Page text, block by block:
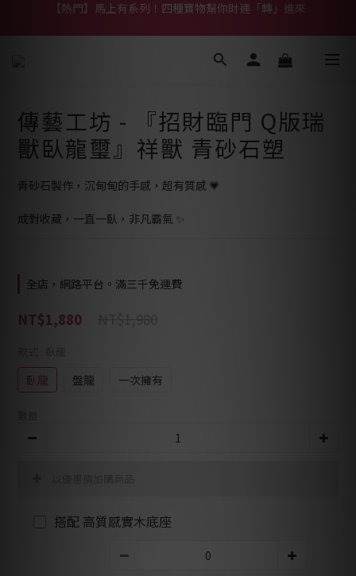
【熱門】馬上有系列！四種寶物幫你財運「轉」進來
【補貨通知】悟道齊天大聖｜到貨拉！
【熱門】馬上有系列！四種寶物幫你財運「轉」進來
傳藝工坊 - 『招財臨門 Q版瑞
獸臥龍璽』祥獸 青砂石塑
青砂石製作，沉甸甸的手感，超有質感 💗
成對收藏，一直一臥，非凡霸氣 ✨
全店，網路平台。滿三千免運費
NT$1,980
NT$1,880
臥龍 盤龍 一次擁有
搭配 高質感實木底座